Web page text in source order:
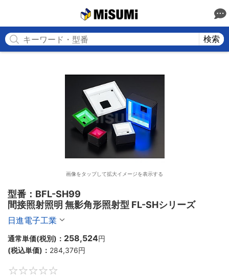
検索
画像をタップして拡大イメージを表示する
型番：BFL-SH99
間接照射照明 無影角形照射型 FL-SHシリーズ
日進電子工業
通常単価(税別)： 258,524円
(税込単価)： 284,376円